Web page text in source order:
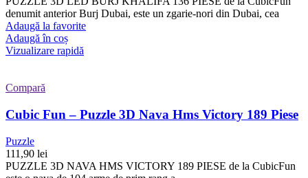
denumit anterior Burj Dubai, este un zgarie-nori din Dubai, cea
Adaugă la favorite
Adaugă în coș
Vizualizare rapidă
Compară
Cubic Fun – Puzzle 3D Nava Hms Victory 189 Piese
Puzzle
111,90 lei
PUZZLE 3D NAVA HMS VICTORY 189 PIESE de la CubicFun